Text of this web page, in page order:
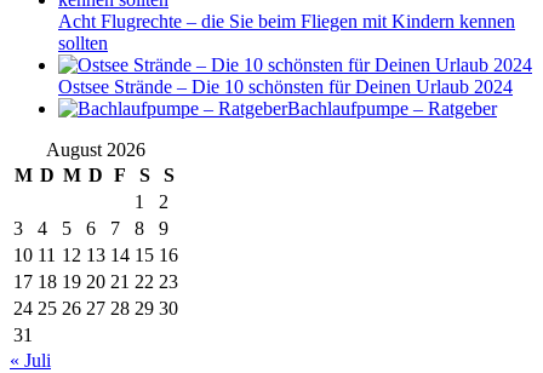
Acht Flugrechte – die Sie beim Fliegen mit Kindern kennen
sollten
Ostsee Strände – Die 10 schönsten für Deinen Urlaub 2024
Bachlaufpumpe – Ratgeber
August 2026
M D M D F S
S
1
2
3
4 5 6 7 8
9
10 11 12 13 14 15 16
17 18 19 20 21 22 23
24 25 26 27 28 29 30
31
« Juli